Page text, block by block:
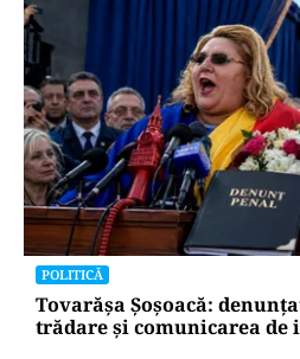
POLITICĂ
Tovarășa Șoșoacă:
trădare și comunicarea